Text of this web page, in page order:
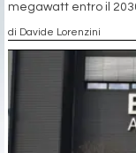
megawatt entro il
di Davide Lorenzini